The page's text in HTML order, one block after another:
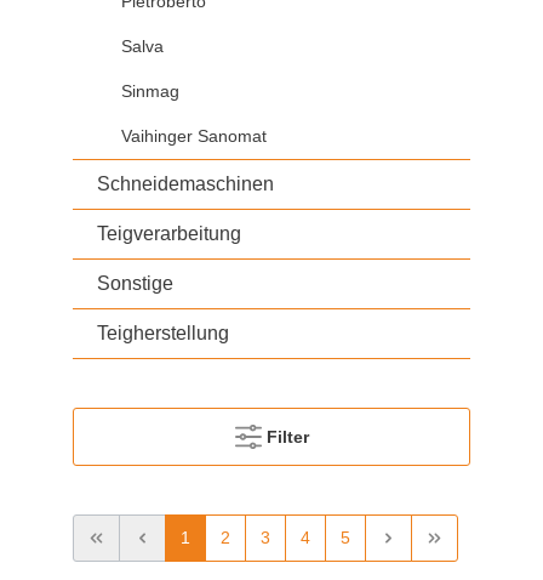
Salva
Sinmag
Vaihinger Sanomat
Schneidemaschinen
Teigverarbeitung
Sonstige
Teigherstellung
Filter
1 2 3 4 5